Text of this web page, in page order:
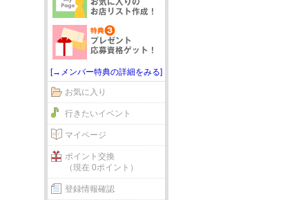
[→メンバー特典の詳細をみる]
お気に入り
行きたいイベント
マイページ
ポイント交換
（現在 0ポイント）
登録情報確認